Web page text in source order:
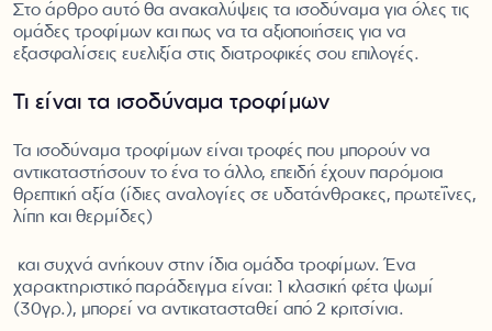
Στο άρθρο αυτό θα ανακαλύψεις τα ισοδύναμα για όλες τις
ομάδες τροφίμων και πως να τα αξιοποιήσεις για να
εξασφαλίσεις ευελιξία στις διατροφικές σου επιλογές.
Τι είναι τα ισοδύναμα τροφίμων
Τα ισοδύναμα τροφίμων είναι τροφές που μπορούν να
αντικαταστήσουν το ένα το άλλο, επειδή έχουν παρόμοια
θρεπτική αξία (ίδιες αναλογίες σε υδατάνθρακες, πρωτεΐνες,
λίπη και θερμίδες)
και συχνά ανήκουν στην ίδια ομάδα τροφίμων. Ένα
χαρακτηριστικό παράδειγμα είναι: 1 κλασική φέτα ψωμί
(30γρ.), μπορεί να αντικατασταθεί από 2 κριτσίνια.